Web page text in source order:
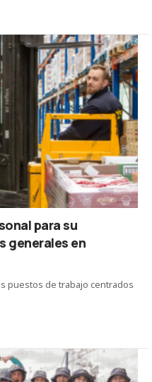
para su
generales en
puestos de trabajo centrados